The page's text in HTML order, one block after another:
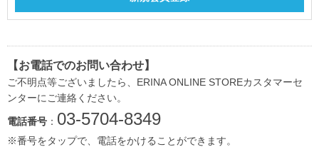
【お電話でのお問い合わせ】
ご不明点等ございましたら、ERINA ONLINE STOREカスタマーセ
ンターにご連絡ください。
電話番号 ： 03-5704-8349
※番号をタップで、電話をかけることができます。